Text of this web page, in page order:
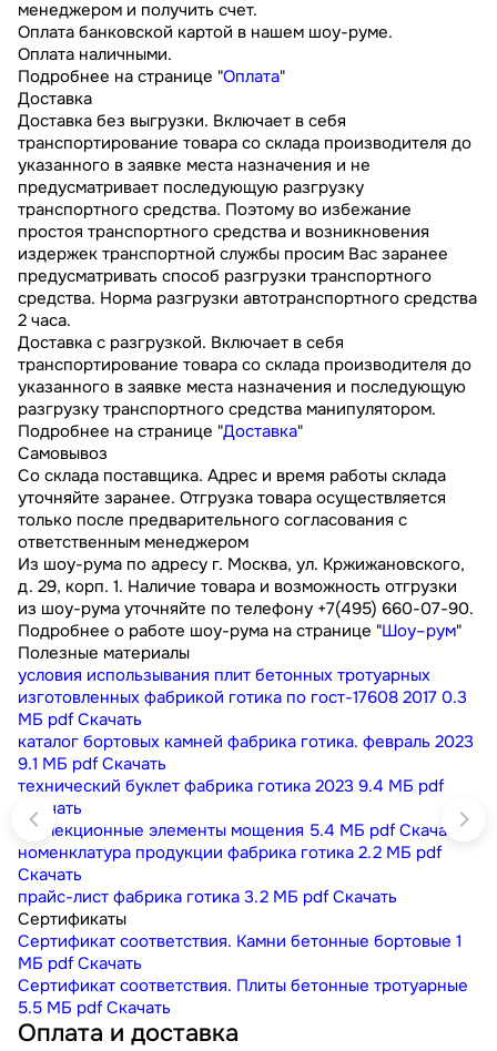
менеджером и получить счет.
Оплата банковской картой в нашем шоу-руме.
Оплата наличными.
Подробнее на странице "Оплата"
Доставка
Доставка без выгрузки. Включает в себя
транспортирование товара со склада производителя до
указанного в заявке места назначения и не
предусматривает последующую разгрузку
транспортного средства. Поэтому во избежание
простоя транспортного средства и возникновения
издержек транспортной службы просим Вас заранее
предусматривать способ разгрузки транспортного
средства. Норма разгрузки автотранспортного средства
2 часа.
Доставка с разгрузкой. Включает в себя
транспортирование товара со склада производителя до
указанного в заявке места назначения и последующую
разгрузку транспортного средства манипулятором.
Подробнее на странице "Доставка"
Самовывоз
Со склада поставщика. Адрес и время работы склада
уточняйте заранее. Отгрузка товара осуществляется
только после предварительного согласования с
ответственным менеджером
Из шоу-рума по адресу г. Москва, ул. Кржижановского,
д. 29, корп. 1. Наличие товара и возможность отгрузки
из шоу-рума уточняйте по телефону +7(495) 660-07-90.
Подробнее о работе шоу-рума на странице "Шоу–рум"
Полезные материалы
условия использывания плит бетонных тротуарных
изготовленных фабрикой готика по гост-17608 2017 0.3
МБ pdf Скачать
каталог бортовых камней фабрика готика. февраль 2023
9.1 МБ pdf Скачать
технический буклет фабрика готика 2023 9.4 МБ pdf
Скачать
коллекционные элементы мощения 5.4 МБ pdf Скачать
номенклатура продукции фабрика готика 2.2 МБ pdf
Скачать
прайс-лист фабрика готика 3.2 МБ pdf Скачать
Сертификаты
Сертификат соответствия. Камни бетонные бортовые 1
МБ pdf Скачать
Сертификат соответствия. Плиты бетонные тротуарные
5.5 МБ pdf Скачать
Оплата и доставка